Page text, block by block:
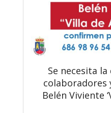
Se necesita
colaboradores
Belén Viviente